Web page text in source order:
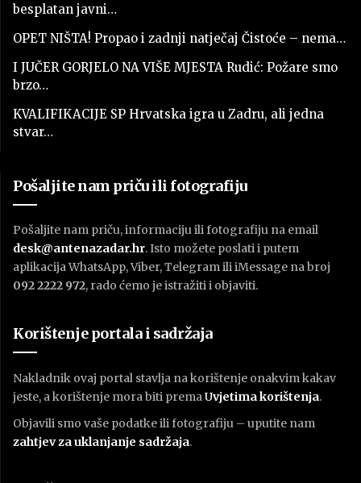
besplatan javni…
OPET NIŠTA! Propao i zadnji natječaj Čistoće – nema…
I JUČER GORJELO NA VIŠE MJESTA Rudić: Požare smo
brzo…
KVALIFIKACIJE SP Hrvatska igra u Zadru, ali jedna
stvar…
Pošaljite nam priču ili fotografiju
Pošaljite nam priču, informaciju ili fotografiju na email
desk@antenazadar.hr. Isto možete poslati i putem
aplikacija WhatsApp, Viber, Telegram ili iMessage na broj
092 2222 972, rado ćemo je istražiti i objaviti.
Korištenje portala i sadržaja
Nakladnik ovaj portal stavlja na korištenje onakvim kakav
jeste, a korištenje mora biti premaUvjetima korištenja.
Objavili smo vaše podatke ili fotografiju – uputite nam
zahtjev za uklanjanje sadržaja.